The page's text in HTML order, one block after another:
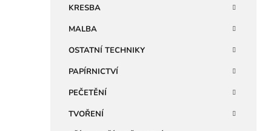
KRESBA
MALBA
OSTATNÍ TECHNIKY
PAPÍRNICTVÍ
PEČETĚNÍ
TVOŘENÍ